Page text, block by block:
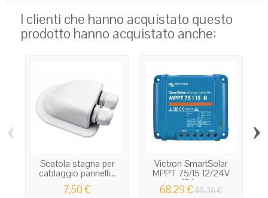
I clienti che hanno acquistato questo
prodotto hanno acquistato anche:
Scatola stagna per
cablaggio pannelli...
7,50 €
Victron SmartSolar
MPPT 75/15 12/24V
15A...
68,29 €85,36 €
‹ ›